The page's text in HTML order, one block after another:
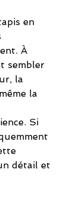
en
À
sembler
la
la
Si
détail et